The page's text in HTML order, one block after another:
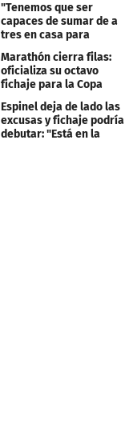
"Tenemos que ser
capaces de sumar de a
tres en casa para
asegurar la
clasificación"
Marathón cierra filas:
oficializa su octavo
fichaje para la Copa
Centroamericana
Espinel deja de lado las
excusas y fichaje podría
debutar: "Está en la